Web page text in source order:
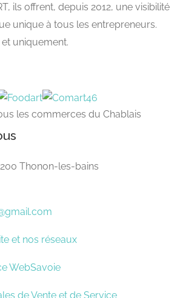
ils offrent, depuis 2012, une visibilité
unique à tous les entrepreneurs.
et uniquement.
les commerces du Chablais
Thonon-les-bains
et nos réseaux
WebSavoie
de Vente et de Service